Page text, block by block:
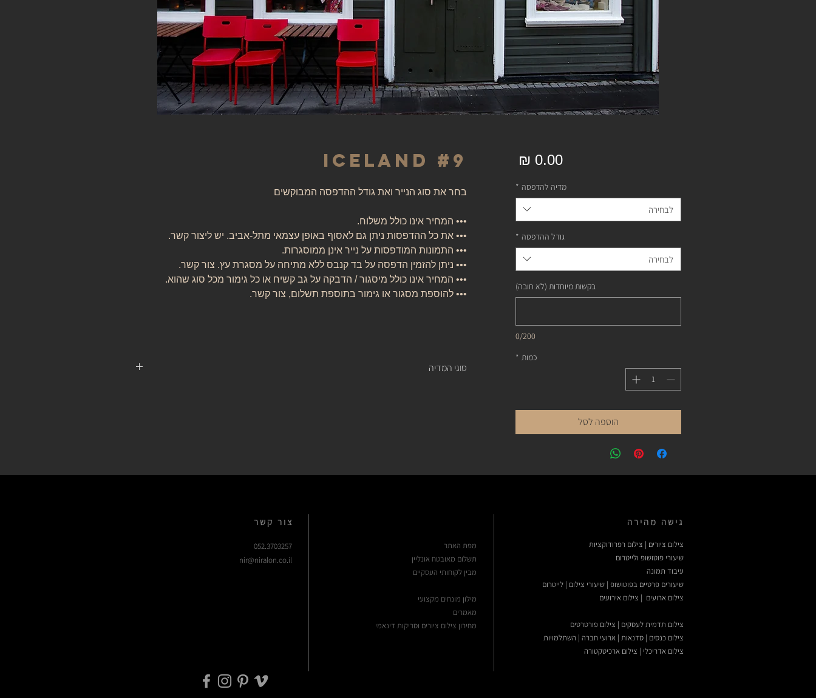
Iceland #9
בחר את סוג הנייר ואת גודל ההדפסה המבוקשים
••• המחיר אינו כולל משלוח.
••• את כל ההדפסות ניתן גם לאסוף באופן עצמאי מתל-אביב. יש ליצור קשר.
••• התמונות המודפסות על נייר אינן ממוסגרות.
••• ניתן להזמין הדפסה על בד קנבס ללא מתיחה על מסגרת עץ. צור קשר.
••• המחיר אינו כולל מיסגור / הדבקה על גב קשיח או כל גימור מכל סוג שהוא.
••• להוספת מסגור או גימור בתוספת תשלום, צור קשר.
סוגי המדיה
‏0.00 ‏₪
מדיה להדפסה *
לבחירה
גודל ההדפסה *
לבחירה
בקשות מיוחדות (לא חובה)
0/200
כמות *
הוספה לסל
צור קשר
052.3703257
nir@niralon.co.il
מפת האתר
תשלום מאובטח אונליין
מבין לקוחותי העסקיים
מילון מונחים מקצועי
מאמרים
מחירון צילום ציורים וסריקות דינאמי
גישה מהירה
צילום ציורים | צילום רפרודוקציות
שיעורי פוטושופ ולייטרום
עיבוד תמונה
שיעורים פרטיים בפוטושופ | שיעורי צילום | לייטרום
צילום ארועים | צילום אירועים
צילום תדמית לעסקים | צילום פורטרטים
צילום כנסים | סדנאות | ארועי חברה | השתלמויות
צילום אדריכלי | צילום ארכיטקטורה